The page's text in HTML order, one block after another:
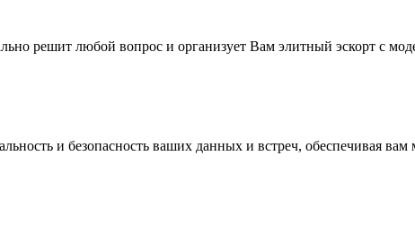
решит любой вопрос и организует Вам элитный эскорт с
и безопасность ваших данных и встреч, обеспечивая